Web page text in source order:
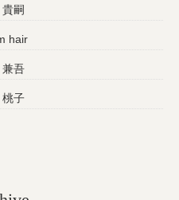
貴嗣
hair
兼吾
桃子